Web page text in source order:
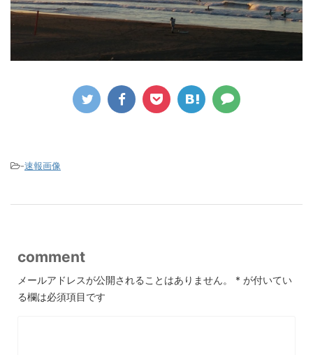
-速報画像
comment
メールアドレスが公開されることはありません。 * が付いてい
る欄は必須項目です